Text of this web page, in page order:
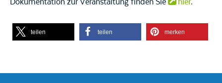
teilen teilen merken